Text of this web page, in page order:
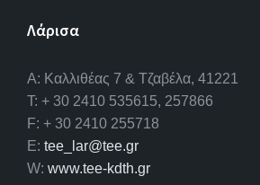
Λάρισα
A: Καλλιθέας 7 & Τζαβέλα, 41221
T: + 30 2410 535615, 257866
F: + 30 2410 255718
E: tee_lar@tee.gr
W: www.tee-kdth.gr